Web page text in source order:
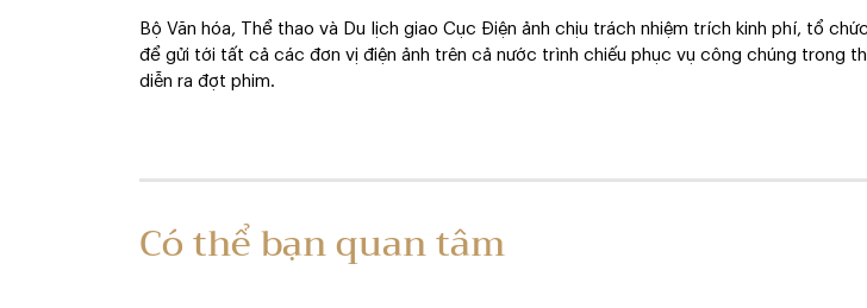
Bộ Văn hóa, Thể thao và Du lịch giao Cục Điện ảnh chịu trách nhiệm trích kinh phí, tổ
để gửi tới tất cả các đơn vị điện ảnh trên cả nước trình chiếu phục vụ công chúng trong
diễn ra đợt phim.
Có thể bạn quan tâm